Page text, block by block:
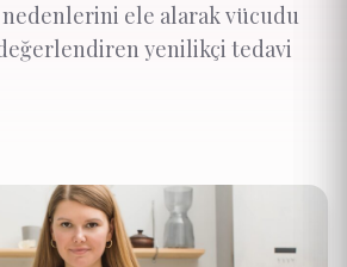
nedenlerini ele alarak vücudu
yenilikçi tedavi